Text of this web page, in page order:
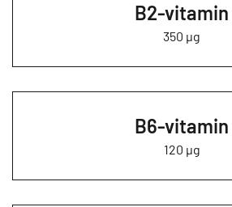
B2-vitamin
350 µg
B6-vitamin
120 µg